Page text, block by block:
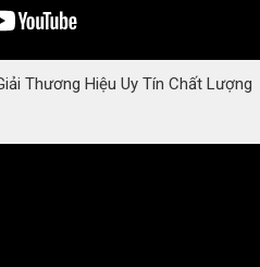
Thương Hiệu Uy Tín Chất Lượng